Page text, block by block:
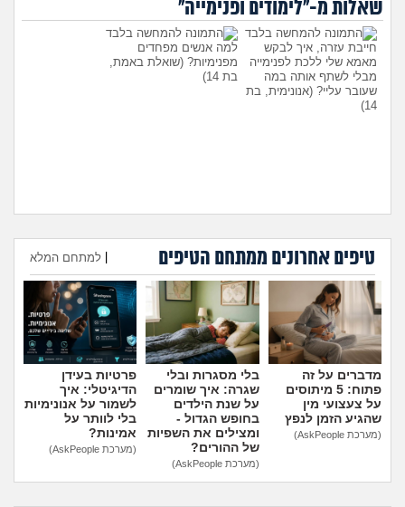
שומרים על הגוף
יוקר המחיה
גאווה
שאלות מ-"לימודים ופנימייה"
חייבת עזרה, איך לבקש
מאמא שלי ללכת לפנימייה
מבלי לשתף אותה במה
שעובר עליי? (אנונימית, בת
14)
למה אנשים מפחדים
מפנימיות? (שואלת באמת,
בת 14)
היועצת המליצה לשלוח את
הבן שלי לפנימייה, לסמוך
עליה?(אמא מודאגת, בת
35)
עומדת להיות בפנימייה ויש לי
חבר, אני יכולה להביא אותו
לחדר שלי?(פנימיסטית
לעתיד, בת 16)
טיפים אחרונים ממתחם הטיפים למתחם המלא
הוספת טיפ
מדברים על זה
פתוח: 5 מיתוסים
על צעצועי מין
שהגיע הזמן לנפץ
(מערכת AskPeople)
בלי מסגרות ובלי
שגרה: איך שומרים
על שנת הילדים
בחופש הגדול -
ומצילים את השפיות
של ההורים?
(מערכת AskPeople)
פרטיות בעידן
הדיגיטלי: איך
לשמור על אנונימיות
בלי לוותר על
אמינות?
(מערכת AskPeople)